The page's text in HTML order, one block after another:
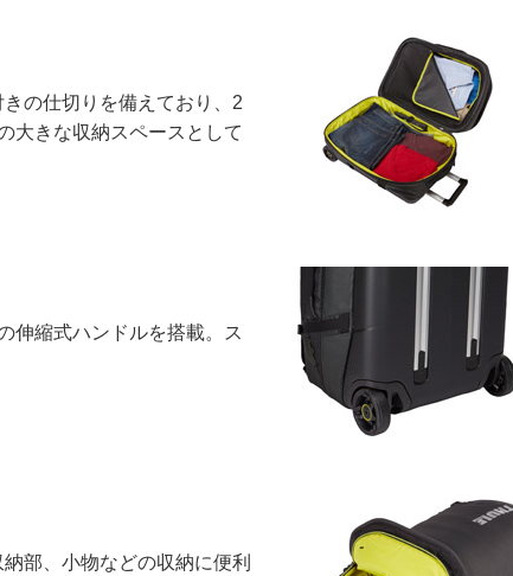
の仕切りを備えており、2
大きな収納スペースとして
伸縮式ハンドルを搭載。ス
部、小物などの収納に便利